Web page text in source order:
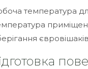
температура